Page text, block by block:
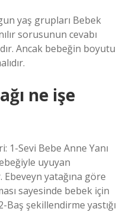
yaş grupları Bebek
sorusunun cevabı
Ancak bebeğin boyutu
ne işe
1-Sevi Bebe Anne Yanı
uyuyan
yatağına göre
sayesinde bebek için
şekillendirme yastığı